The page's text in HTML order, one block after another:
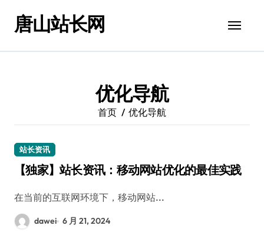
唐山站长网
优化导航
首页 优化导航
站长资讯
【独家】站长资讯：移动网站优化的最佳实践
在当前的互联网环境下，移动网站...
dawei 6 月 21, 2024